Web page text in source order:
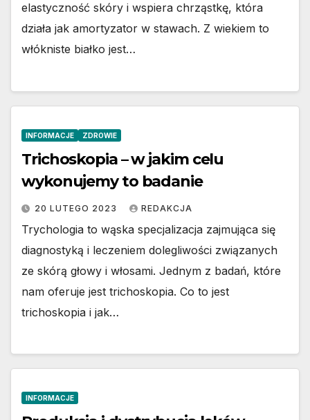
elastyczność skóry i wspiera chrząstkę, która
działa jak amortyzator w stawach. Z wiekiem to
włókniste białko jest…
INFORMACJE ZDROWIE
Trichoskopia – w jakim celu
wykonujemy to badanie
20 LUTEGO 2023 REDAKCJA
Trychologia to wąska specjalizacja zajmująca się
diagnostyką i leczeniem dolegliwości związanych
ze skórą głowy i włosami. Jednym z badań, które
nam oferuje jest trichoskopia. Co to jest
trichoskopia i jak…
INFORMACJE